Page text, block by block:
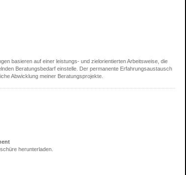
basieren auf einer leistungs- und zielorientierten Arbeitsweise, die
Beratungsbedarf einstelle. Der permanente Erfahrungsaustausch
Abwicklung meiner Beratungsprojekte.
herunterladen.